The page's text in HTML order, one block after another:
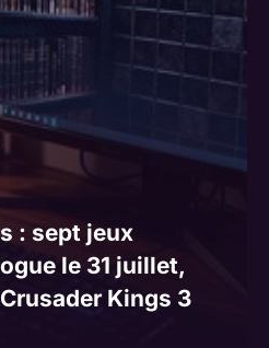
: sept jeux
le 31 juillet,
Kings 3